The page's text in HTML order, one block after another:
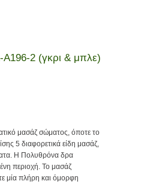
2 (γκρι & μπλε)
μασάζ σώματος, όποτε το
5 διαφορετικά είδη μασάζ,
Η Πολυθρόνα δρα
περιοχή. Το μασάζ
μία πλήρη και όμορφη